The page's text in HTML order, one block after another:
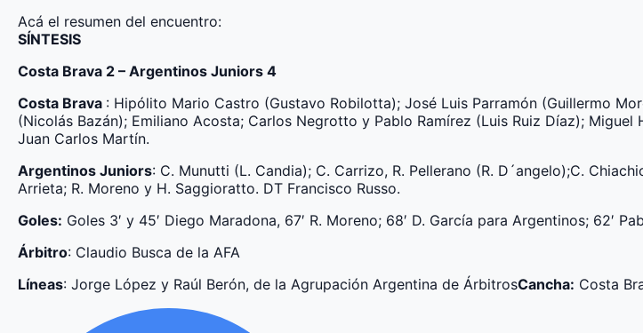
Acá el resumen del encuentro:
SÍNTESIS
Costa Brava 2 – Argentinos Juniors 4
Costa Brava : Hipólito Mario Castro (Gustavo Robilotta); José Luis Parramón (Guillermo
(Nicolás Bazán); Emiliano Acosta; Carlos Negrotto y Pablo Ramírez (Luis Ruiz Díaz);
Juan Carlos Martín.
Argentinos Juniors: C. Munutti (L. Candia); C. Carrizo, R. Pellerano (R. D´angelo);C.
Arrieta; R. Moreno y H. Saggioratto. DT Francisco Russo.
Goles: Goles 3′ y 45′ Diego Maradona, 67′ R. Moreno; 68′ D. García para Argentinos; 62′
Árbitro: Claudio Busca de la AFA
Líneas: Jorge López y Raúl Berón, de la Agrupación Argentina de ÁrbitrosCancha: Costa